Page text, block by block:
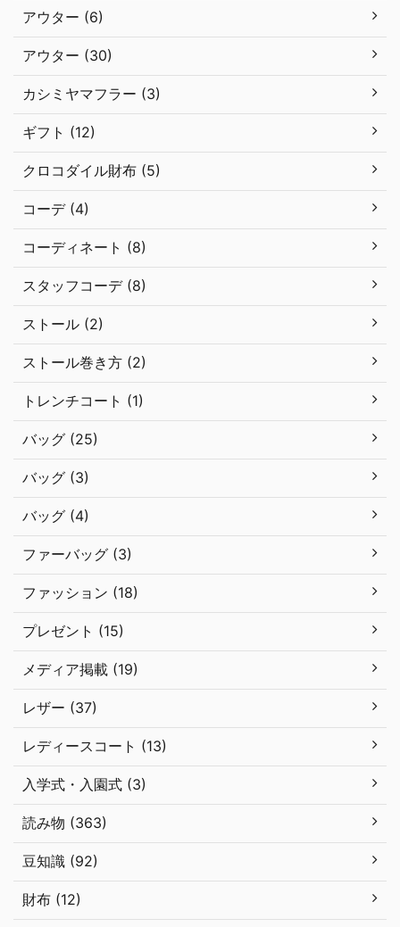
アウター (6)
アウター (30)
カシミヤマフラー (3)
ギフト (12)
クロコダイル財布 (5)
コーデ (4)
コーディネート (8)
スタッフコーデ (8)
ストール (2)
ストール巻き方 (2)
トレンチコート (1)
バッグ (25)
バッグ (3)
バッグ (4)
ファーバッグ (3)
ファッション (18)
プレゼント (15)
メディア掲載 (19)
レザー (37)
レディースコート (13)
入学式・入園式 (3)
読み物 (363)
豆知識 (92)
財布 (12)